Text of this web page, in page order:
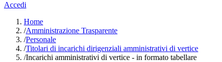
Accedi
Home
/Amministrazione Trasparente
/Personale
/Titolari di incarichi dirigenziali amministrativi di vertice
/Incarichi amministrativi di vertice - in formato tabellare